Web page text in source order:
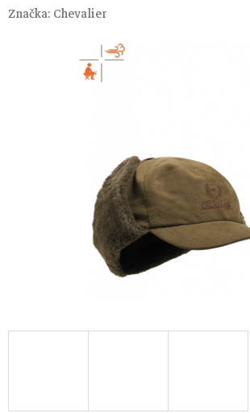
Značka: Chevalier